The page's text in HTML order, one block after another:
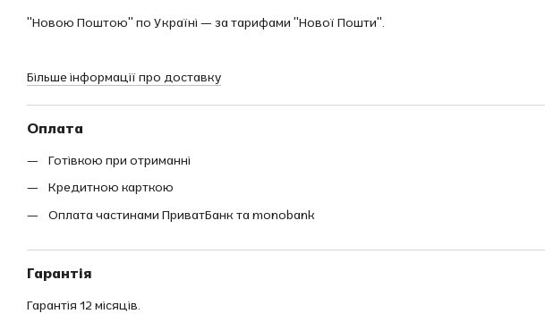
"Новою Поштою" по Україні — за тарифами "Нової Пошти".
Більше інформації про доставку
Оплата
Готівкою при отриманні
Кредитною карткою
Оплата частинами ПриватБанк та monobank
Гарантія
Гарантія 12 місяців.